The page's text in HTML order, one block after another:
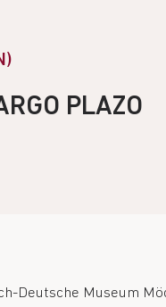
PLAZO
Deutsche Museum